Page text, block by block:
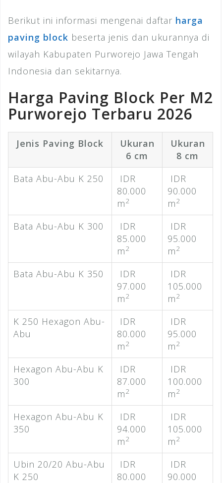
Berikut ini informasi mengenai daftar harga
paving block beserta jenis dan ukurannya di
wilayah Kabupaten Purworejo Jawa Tengah
Indonesia dan sekitarnya.
Harga Paving Block Per M2
Purworejo Terbaru 2026
Jenis Paving Block
Ukuran
6 cm
Ukuran
8 cm
Bata Abu-Abu K 250
IDR
80.000
m2
IDR
90.000
m2
Bata Abu-Abu K 300
IDR
85.000
m2
IDR
95.000
m2
Bata Abu-Abu K 350
IDR
97.000
m2
IDR
105.000
m2
K 250 Hexagon Abu-
Abu
IDR
80.000
m2
IDR
95.000
m2
Hexagon Abu-Abu K
300
IDR
87.000
m2
IDR
100.000
m2
Hexagon Abu-Abu K
350
IDR
94.000
m2
IDR
105.000
m2
Ubin 20/20 Abu-Abu
K 250
IDR
80.000
IDR
90.000